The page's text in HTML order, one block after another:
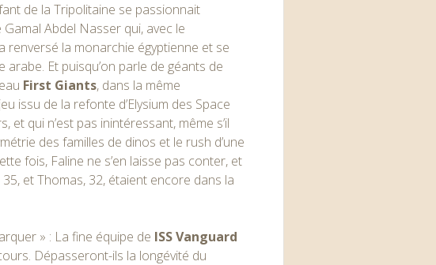
de la Tripolitaine se passionnait
Abdel Nasser qui, avec le
renversé la monarchie égyptienne et se
Et puisqu’on parle de géants de
First Giants, dans la même
issu de la refonte d’Elysium des Space
et qui n’est pas inintéressant, même s’il
des familles de dinos et le rush d’une
fois, Faline ne s’en laisse pas conter, et
et Thomas, 32, étaient encore dans la
» : La fine équipe de ISS Vanguard
Dépasseront-ils la longévité du